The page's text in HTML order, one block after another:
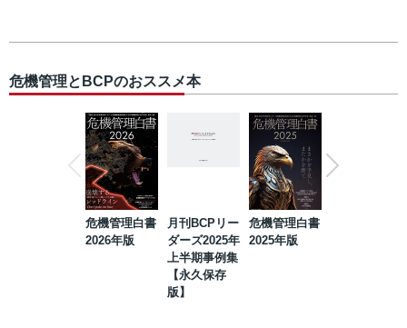
危機管理とBCPのおススメ本
危機管理白書
2026年版
月刊BCPリー
ダーズ2025年
上半期事例集
【永久保存
版】
危機管理白書
2025年版